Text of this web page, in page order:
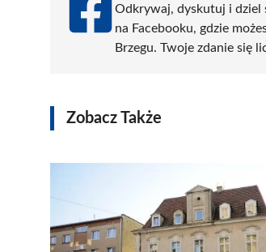
Odkrywaj, dyskutuj i dziel
na Facebooku, gdzie
Brzegu. Twoje zdanie się
Zobacz Także